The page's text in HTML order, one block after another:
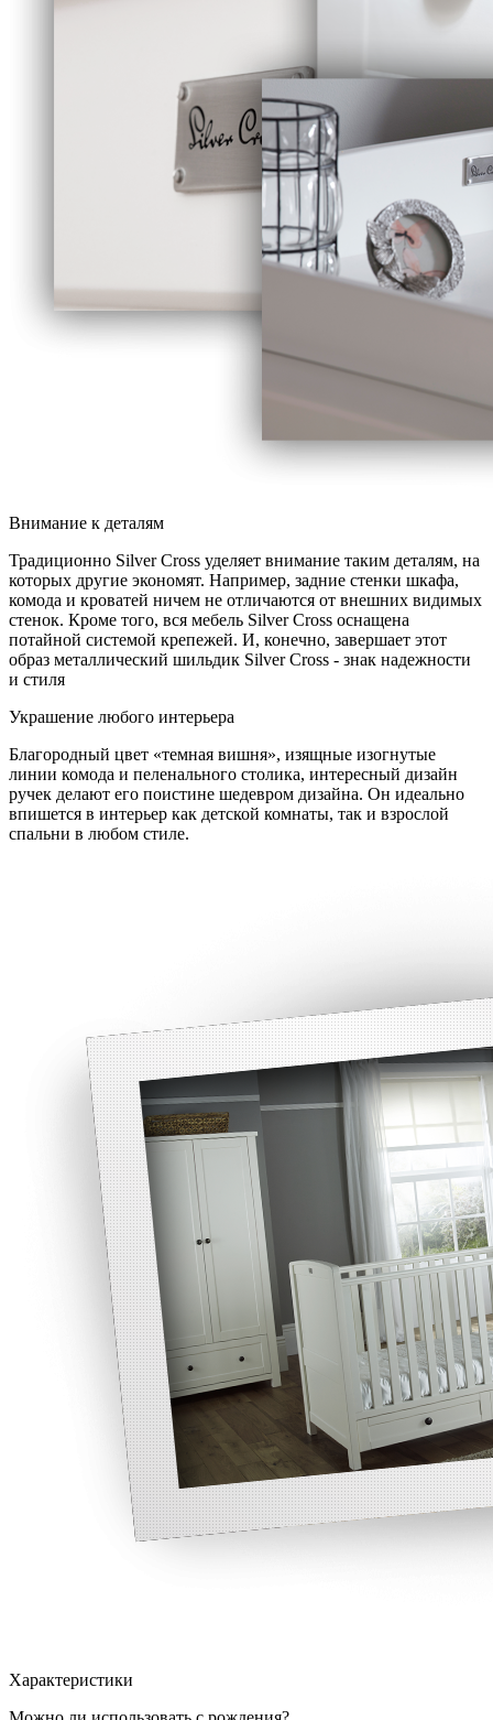
Внимание к деталям
Традиционно Silver Cross уделяет внимание таким деталям, на
которых другие экономят. Например, задние стенки шкафа,
комода и кроватей ничем не отличаются от внешних видимых
стенок. Кроме того, вся мебель Silver Cross оснащена
потайной системой крепежей. И, конечно, завершает этот
образ металлический шильдик Silver Cross - знак надежности
и стиля
Украшение любого интерьера
Благородный цвет «темная вишня», изящные изогнутые
линии комода и пеленального столика, интересный дизайн
ручек делают его поистине шедевром дизайна. Он идеально
впишется в интерьер как детской комнаты, так и взрослой
спальни в любом стиле.
Характеристики